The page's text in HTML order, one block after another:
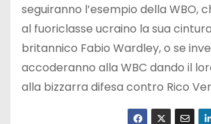
seguiranno l’esempio della WBO,
al fuoriclasse ucraino la sua
britannico Fabio Wardley, o se
accoderanno alla WBC dando il
alla bizzarra difesa contro Rico